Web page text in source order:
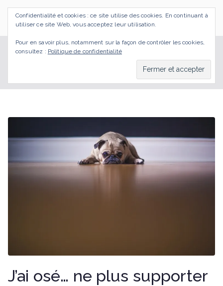
Aller
SI J'OSAIS
Bilan de Compétences Gestalt Rezé
Accueil BLOG attendre
J’ai osé… ne plus supporter
Confidentialité et cookies : ce site utilise des cookies. En continuant à
utiliser ce site Web, vous acceptez leur utilisation.
Pour en savoir plus, notamment sur la façon de contrôler les cookies,
consultez : Politique de confidentialité